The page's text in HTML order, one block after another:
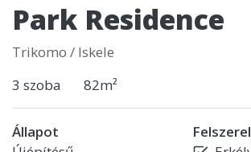
Park Residence
Trikomo / Iskele
3 szoba
82m²
Állapot